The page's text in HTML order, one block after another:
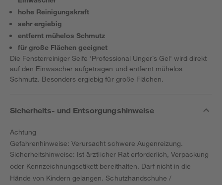
hohe Reinigungskraft
sehr ergiebig
entfernt mühelos Schmutz
für große Flächen geeignet
Die Fensterreiniger Seife 'Professional Unger´s Gel' wird direkt
auf den Einwascher aufgetragen und entfernt mühelos
Schmutz. Besonders ergiebig für große Flächen.
Sicherheits- und Entsorgungshinweise
Achtung
Gefahrenhinweise: Verursacht schwere Augenreizung.
Sicherheitshinweise: Ist ärztlicher Rat erforderlich, Verpackung
oder Kennzeichnungsetikett bereithalten. Darf nicht in die
Hände von Kindern gelangen. Schutzhandschuhe /